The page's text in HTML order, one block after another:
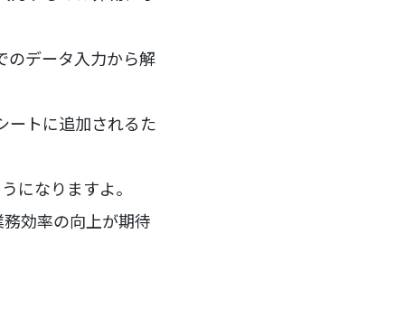
のデータ入力から解
ートに追加されるた
になりますよ。
効率の向上が期待